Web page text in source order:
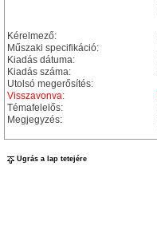
Kérelmező:
Műszaki specifikáció:
Kiadás dátuma:
Kiadás száma:
Utolsó megerősítés:
Visszavonva:
Témafelelős:
Megjegyzés:
Ugrás a lap tetejére